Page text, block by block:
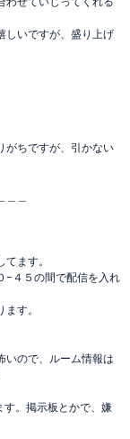
しいですが、盛り上げ
がちですが、引かない
ます。
−４５の間で配信を入れ
す。
いので、ルーム情報は
す。掲示板とかで、嫌